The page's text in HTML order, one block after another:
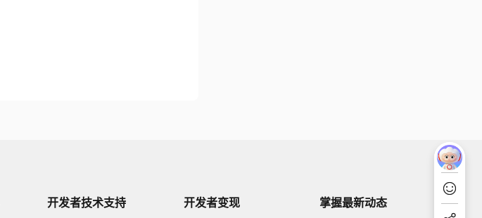
开发者技术支持 开发者变现 掌握最新动态